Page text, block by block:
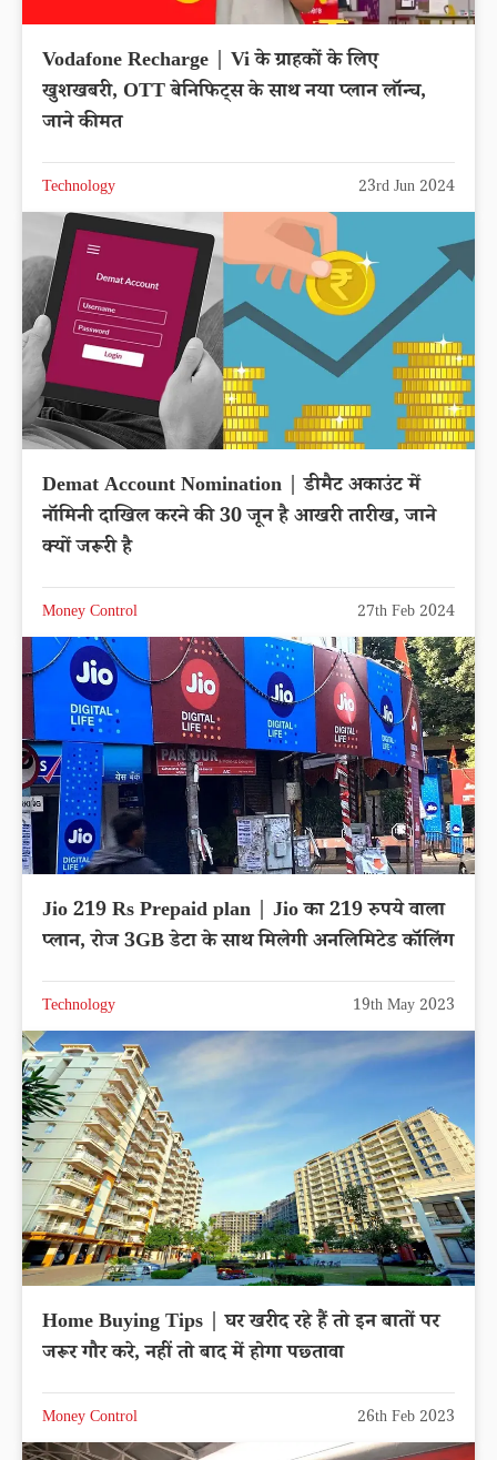
Vodafone Recharge | Vi के ग्राहकों के लिए
खुशखबरी, OTT बेनिफिट्स के साथ नया प्लान लॉन्च,
जाने कीमत
Technology 23rd Jun 2024
Demat Account Nomination | डीमैट अकाउंट में
नॉमिनी दाखिल करने की 30 जून है आखरी तारीख, जाने
क्यों जरूरी है
Money Control 27th Feb 2024
Jio 219 Rs Prepaid plan | Jio का 219 रुपये वाला
प्लान, रोज 3GB डेटा के साथ मिलेगी अनलिमिटेड कॉलिंग
Technology 19th May 2023
Home Buying Tips | घर खरीद रहे हैं तो इन बातों पर
जरूर गौर करे, नहीं तो बाद में होगा पछ्तावा
Money Control 26th Feb 2023